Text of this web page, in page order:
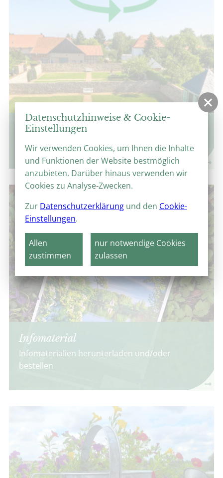
360°-Panoramen
Virtuelle Parkrundgänge
Infomaterial
Infomaterialien herunterladen und/oder
bestellen
Datenschutzhinweise & Cookie-
Einstellungen
Wir verwenden Cookies, um Ihnen die Inhalte
und Funktionen der Website bestmöglich
anzubieten. Darüber hinaus verwenden wir
Cookies zu Analyse-Zwecken.
Zur Datenschutzerklärung und den Cookie-
Einstellungen.
Allen
zustimmen
nur notwendige Cookies
zulassen